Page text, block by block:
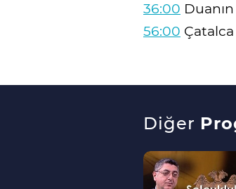
36:00
56:00
Diğer